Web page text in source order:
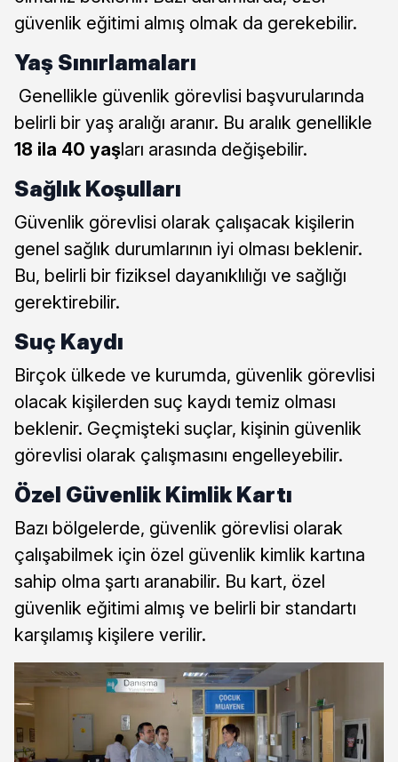
güvenlik eğitimi almış olmak da gerekebilir.
Yaş Sınırlamaları
Genellikle güvenlik görevlisi başvurularında
belirli bir yaş aralığı aranır. Bu aralık genellikle
18 ila 40 yaşları arasında değişebilir.
Sağlık Koşulları
Güvenlik görevlisi olarak çalışacak kişilerin
genel sağlık durumlarının iyi olması beklenir.
Bu, belirli bir fiziksel dayanıklılığı ve sağlığı
gerektirebilir.
Suç Kaydı
Birçok ülkede ve kurumda, güvenlik görevlisi
olacak kişilerden suç kaydı temiz olması
beklenir. Geçmişteki suçlar, kişinin güvenlik
görevlisi olarak çalışmasını engelleyebilir.
Özel Güvenlik Kimlik Kartı
Bazı bölgelerde, güvenlik görevlisi olarak
çalışabilmek için özel güvenlik kimlik kartına
sahip olma şartı aranabilir. Bu kart, özel
güvenlik eğitimi almış ve belirli bir standartı
karşılamış kişilere verilir.